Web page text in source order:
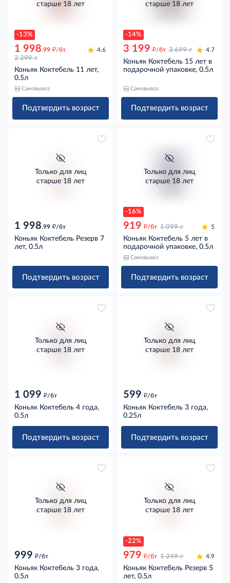
-13%
старше 18 лет
1 998.99 д/бт
2 299 д
4.6
Коньяк Коктебель 11 лет,
0.5л
Самовывоз
Подтвердить возраст
-14%
старше 18 лет
3 199 д/бт 3 699 д 4.7
Коньяк Коктебель 15 лет в
подарочной упаковке, 0.5л
Самовывоз
Подтвердить возраст
Только для лиц
старше 18 лет
1 998.99 д/бт
Коньяк Коктебель Резерв 7
лет, 0.5л
Подтвердить возраст
-16%
Только для лиц
старше 18 лет
919 д/бт 1 099 д 5
Коньяк Коктебель 5 лет в
подарочной упаковке, 0.5л
Самовывоз
Подтвердить возраст
Только для лиц
старше 18 лет
1 099 д/бт
Коньяк Коктебель 4 года,
0.5л
Подтвердить возраст
Только для лиц
старше 18 лет
599 д/бт
Коньяк Коктебель 3 года,
0.25л
Подтвердить возраст
Только для лиц
старше 18 лет
999 д/бт
Коньяк Коктебель 3 года,
0.5л
-22%
Только для лиц
старше 18 лет
979 д/бт 1 249 д 4.9
Коньяк Коктебель Резерв 5
лет, 0.5л